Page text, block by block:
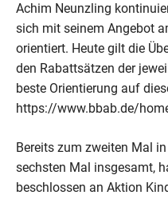
Achim Neunzling
sich mit seinem Angebot
orientiert. Heute gilt die
den Rabattsätzen der
beste Orientierung auf
https://www.bbab.de/
Bereits zum zweiten Mal
sechsten Mal insgesamt,
beschlossen an Aktion